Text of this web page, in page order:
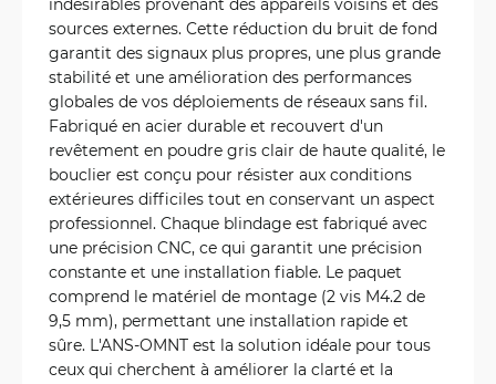
sources externes. Cette réduction du bruit de fond
garantit des signaux plus propres, une plus grande
stabilité et une amélioration des performances
globales de vos déploiements de réseaux sans fil.
Fabriqué en acier durable et recouvert d'un
revêtement en poudre gris clair de haute qualité, le
bouclier est conçu pour résister aux conditions
extérieures difficiles tout en conservant un aspect
professionnel. Chaque blindage est fabriqué avec
une précision CNC, ce qui garantit une précision
constante et une installation fiable. Le paquet
comprend le matériel de montage (2 vis M4.2 de
9,5 mm), permettant une installation rapide et
sûre. L'ANS-OMNT est la solution idéale pour tous
ceux qui cherchent à améliorer la clarté et la